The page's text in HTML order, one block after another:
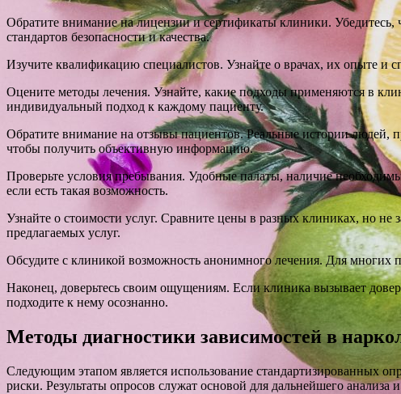
Обратите внимание на лицензии и сертификаты клиники. Убедитесь,
стандартов безопасности и качества.
Изучите квалификацию специалистов. Узнайте о врачах, их опыте и
Оцените методы лечения. Узнайте, какие подходы применяются в
индивидуальный подход к каждому пациенту.
Обратите внимание на отзывы пациентов. Реальные истории людей,
чтобы получить объективную информацию.
Проверьте условия пребывания. Удобные палаты, наличие
если есть такая возможность.
Узнайте о стоимости услуг. Сравните цены в разных клиниках, но не
предлагаемых услуг.
Обсудите с клиникой возможность анонимного лечения. Для многих
Наконец, доверьтесь своим ощущениям. Если клиника вызывает
подходите к нему осознанно.
Методы диагностики зависимостей в
Следующим этапом является использование стандартизированных
риски. Результаты опросов служат основой для дальнейшего анализа